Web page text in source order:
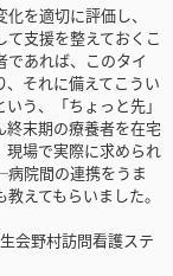
を適切に評価し、
支援を整えておくこ
であれば、このタイ
それに備えてこうい
う、「ちょっと先」
終末期の療養者を在宅
現場で実際に求められ
院間の連携をうま
えてもらいました。
会野村訪問看護ステ